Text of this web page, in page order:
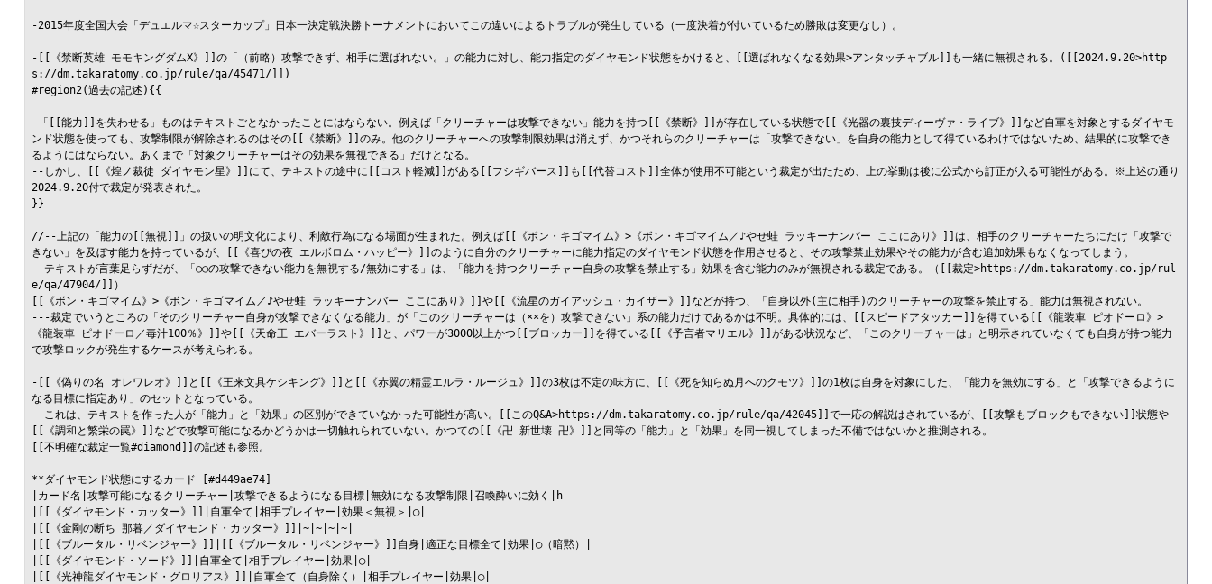
-2015年度全国大会「デュエルマ☆スターカップ」日本一決定戦決勝トーナメントにおいてこの違いによるトラブルが発生している（一度決着が付いているため勝敗は変更なし）。
-[[《禁断英雄 モモキングダムX》]]の「（前略）攻撃できず、相手に選ばれない。」の能力に対し、能力指定のダイヤモンド状態をかけると、[[選ばれなくなる効果>アンタッチャブル]]も一緒に無視される。([[2024.9.20>http
s://dm.takaratomy.co.jp/rule/qa/45471/]])
#region2(過去の記述){{
-「[[能力]]を失わせる」ものはテキストごとなかったことにはならない。例えば「クリーチャーは攻撃できない」能力を持つ[[《禁断》]]が存在している状態で[[《光器の裏技ディーヴァ・ライブ》]]など自軍を対象とするダイヤモ
ンド状態を使っても、攻撃制限が解除されるのはその[[《禁断》]]のみ。他のクリーチャーへの攻撃制限効果は消えず、かつそれらのクリーチャーは「攻撃できない」を自身の能力として得ているわけではないため、結果的に攻撃でき
るようにはならない。あくまで「対象クリーチャーはその効果を無視できる」だけとなる。
--しかし、[[《煌ノ裁徒 ダイヤモン星》]]にて、テキストの途中に[[コスト軽減]]がある[[フシギバース]]も[[代替コスト]]全体が使用不可能という裁定が出たため、上の挙動は後に公式から訂正が入る可能性がある。※上述の通り
2024.9.20付で裁定が発表された。
}}
//--上記の「能力の[[無視]]」の扱いの明文化により、利敵行為になる場面が生まれた。例えば[[《ボン・キゴマイム》>《ボン・キゴマイム／♪やせ蛙 ラッキーナンバー ここにあり》]]は、相手のクリーチャーたちにだけ「攻撃で
きない」を及ぼす能力を持っているが、[[《喜びの夜 エルボロム・ハッピー》]]のように自分のクリーチャーに能力指定のダイヤモンド状態を作用させると、その攻撃禁止効果やその能力が含む追加効果もなくなってしまう。
--テキストが言葉足らずだが、「○○の攻撃できない能力を無視する/無効にする」は、「能力を持つクリーチャー自身の攻撃を禁止する」効果を含む能力のみが無視される裁定である。（[[裁定>https://dm.takaratomy.co.jp/rul
e/qa/47904/]]）
[[《ボン・キゴマイム》>《ボン・キゴマイム／♪やせ蛙 ラッキーナンバー ここにあり》]]や[[《流星のガイアッシュ・カイザー》]]などが持つ、「自身以外(主に相手)のクリーチャーの攻撃を禁止する」能力は無視されない。
---裁定でいうところの「そのクリーチャー自身が攻撃できなくなる能力」が「このクリーチャーは（××を）攻撃できない」系の能力だけであるかは不明。具体的には、[[スピードアタッカー]]を得ている[[《龍装車 ピオドーロ》>
《龍装車 ピオドーロ／毒汁100％》]]や[[《天命王 エバーラスト》]]と、パワーが3000以上かつ[[ブロッカー]]を得ている[[《予言者マリエル》]]がある状況など、「このクリーチャーは」と明示されていなくても自身が持つ能力
で攻撃ロックが発生するケースが考えられる。
-[[《偽りの名 オレワレオ》]]と[[《王来文具ケシキング》]]と[[《赤翼の精霊エルラ・ルージュ》]]の3枚は不定の味方に、[[《死を知らぬ月へのクモツ》]]の1枚は自身を対象にした、「能力を無効にする」と「攻撃できるように
なる目標に指定あり」のセットとなっている。
--これは、テキストを作った人が「能力」と「効果」の区別ができていなかった可能性が高い。[[このQ&A>https://dm.takaratomy.co.jp/rule/qa/42045]]で一応の解説はされているが、[[攻撃もブロックもできない]]状態や
[[《調和と繁栄の罠》]]などで攻撃可能になるかどうかは一切触れられていない。かつての[[《卍 新世壊 卍》]]と同等の「能力」と「効果」を同一視してしまった不備ではないかと推測される。
[[不明確な裁定一覧#diamond]]の記述も参照。
**ダイヤモンド状態にするカード [#d449ae74]
|カード名|攻撃可能になるクリーチャー|攻撃できるようになる目標|無効になる攻撃制限|召喚酔いに効く|h
|[[《ダイヤモンド・カッター》]]|自軍全て|相手プレイヤー|効果＜無視＞|◯|
|[[《金剛の断ち 那暮／ダイヤモンド・カッター》]]|~|~|~|~|
|[[《ブルータル・リベンジャー》]]|[[《ブルータル・リベンジャー》]]自身|適正な目標全て|効果|◯（暗黙）|
|[[《ダイヤモンド・ソード》]]|自軍全て|相手プレイヤー|効果|◯|
|[[《光神龍ダイヤモンド・グロリアス》]]|自軍全て（自身除く）|相手プレイヤー|効果|◯|